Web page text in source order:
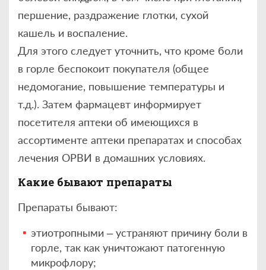
першение, раздражение глотки, сухой
кашель и воспаление.
Для этого следует уточнить, что кроме боли
в горле беспокоит покупателя (общее
недомогание, повышение температуры и
т.д.). Затем фармацевт информирует
посетителя аптеки об имеющихся в
ассортименте аптеки препаратах и способах
лечения ОРВИ в домашних условиях.
Какие бывают препараты
Препараты бывают:
этиотропными – устраняют причину боли в
горле, так как уничтожают патогенную
микрофлору;